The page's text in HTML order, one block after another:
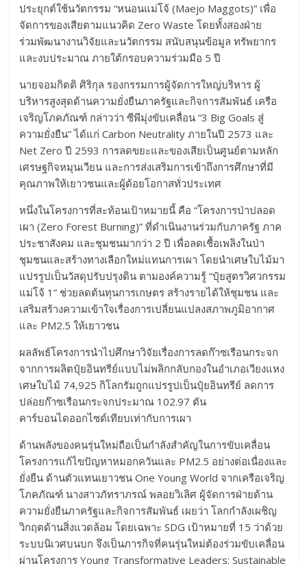
ประยุกต์ใช้นวัตกรรม “หนอนแม่โจ้ (Maejo Maggots)” เพื่อ
จัดการของเสียตามแนวคิด Zero Waste โดยทั้งสองฝ่าย
ร่วมพัฒนางานวิจัยและนวัตกรรม สนับสนุนข้อมูล ทรัพยากร
และงบประมาณ ภายใต้กรอบความร่วมมือ 5 ปี
นายจอมกิตติ ศิริกุล รองกรรมการผู้จัดการใหญ่บริหาร ผู้
บริหารสูงสุดด้านความยั่งยืนภาครัฐและกิจการสัมพันธ์ เครือ
เจริญโภคภัณฑ์ กล่าวว่า ซีพีมุ่งขับเคลื่อน “3 Big Goals สู่
ความยั่งยืน” ได้แก่ Carbon Neutrality ภายในปี 2573 และ
Net Zero ปี 2593 การลดขยะและของเสียเป็นศูนย์ตามหลัก
เศรษฐกิจหมุนเวียน และการส่งเสริมการเข้าถึงการศึกษาที่มี
คุณภาพให้เยาวชนและผู้ด้อยโอกาสทั่วประเทศ
หนึ่งในโครงการที่สะท้อนเป้าหมายนี้ คือ “โครงการป่าปลอด
เผา (Zero Forest Burning)” ที่ดำเนินงานร่วมกับภาครัฐ ภาค
ประชาสังคม และชุมชนมากว่า 2 ปี เพื่อลดเชื้อเพลิงในป่า
ชุมชนและสร้างทางเลือกใหม่แทนการเผา โดยนำเศษใบไม้มา
แปรรูปเป็นวัสดุปรับปรุงดิน ตามองค์ความรู้ “ปุ๋ยสูตรวิศวกรรม
แม่โจ้ 1” ช่วยลดต้นทุนการเกษตร สร้างรายได้ให้ชุมชน และ
เสริมสร้างความเข้าใจเรื่องการเปลี่ยนแปลงสภาพภูมิอากาศ
และ PM2.5 ให้เยาวชน
ผลลัพธ์โครงการนำไปศึกษาวิจัยเรื่องการลดก๊าซเรือนกระจก
จากการผลิตปุ๋ยอินทรีย์แบบไม่พลิกกลับกองในอำเภอเวียงแหง
เศษใบไม้ 74,925 กิโลกรัมถูกแปรรูปเป็นปุ๋ยอินทรีย์ ลดการ
ปล่อยก๊าซเรือนกระจกประมาณ 102.97 ตัน
คาร์บอนไดออกไซด์เทียบเท่ากับการเผา
ด้านพลังของคนรุ่นใหม่ถือเป็นกำลังสำคัญในการขับเคลื่อน
โครงการแก้ไขปัญหาหมอกควันและ PM2.5 อย่างต่อเนื่องและ
ยั่งยืน ด้านตัวแทนเยาวชน One Young World จากเครือเจริญ
โภคภัณฑ์ นางสาวภัทราภรณ์ พลอยวิเลิศ ผู้จัดการฝ่ายด้าน
ความยั่งยืนภาครัฐและกิจการสัมพันธ์ เผยว่า โลกกำลังเผชิญ
วิกฤตด้านสิ่งแวดล้อม โดยเฉพาะ SDG เป้าหมายที่ 15 ว่าด้วย
ระบบนิเวศบนบก จึงเป็นภารกิจที่คนรุ่นใหม่ต้องร่วมขับเคลื่อน
ผ่านโครงการ Young Transformative Leaders: Sustainable